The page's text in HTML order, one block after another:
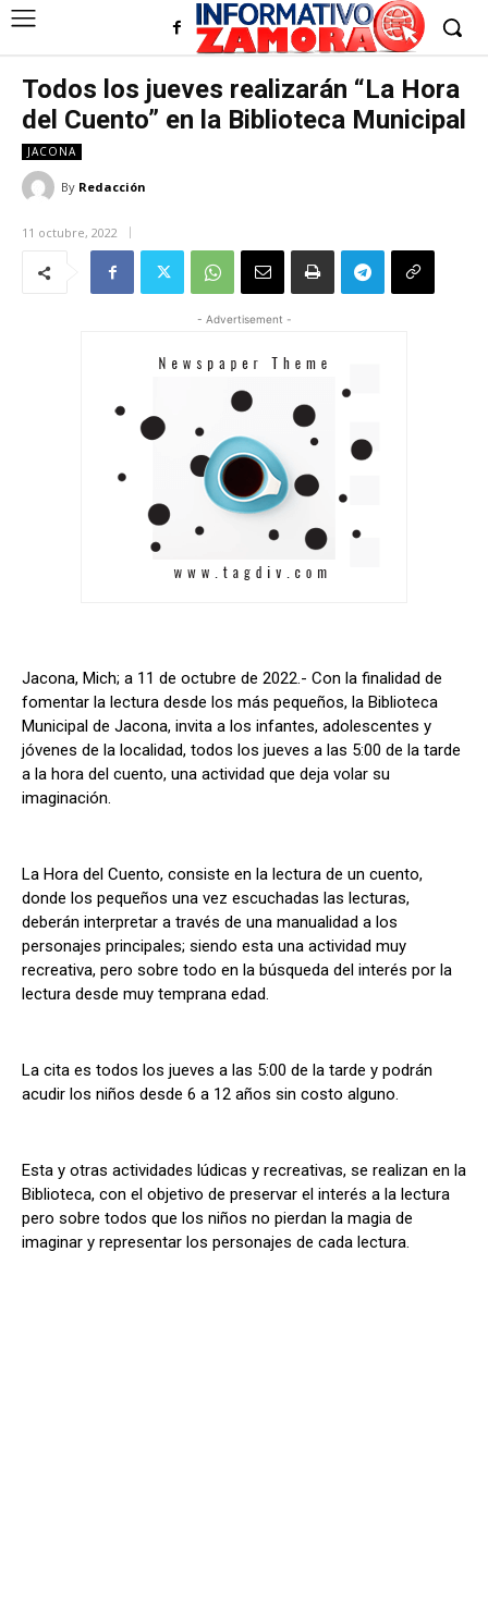
Todos los jueves realizarán “La Hora
del Cuento” en la Biblioteca Municipal
JACONA
By Redacción
11 octubre, 2022
- Advertisement -
Jacona, Mich; a 11 de octubre de 2022.- Con la finalidad de
fomentar la lectura desde los más pequeños, la Biblioteca
Municipal de Jacona, invita a los infantes, adolescentes y
jóvenes de la localidad, todos los jueves a las 5:00 de la tarde
a la hora del cuento, una actividad que deja volar su
imaginación.
La Hora del Cuento, consiste en la lectura de un cuento,
donde los pequeños una vez escuchadas las lecturas,
deberán interpretar a través de una manualidad a los
personajes principales; siendo esta una actividad muy
recreativa, pero sobre todo en la búsqueda del interés por la
lectura desde muy temprana edad.
La cita es todos los jueves a las 5:00 de la tarde y podrán
acudir los niños desde 6 a 12 años sin costo alguno.
Esta y otras actividades lúdicas y recreativas, se realizan en la
Biblioteca, con el objetivo de preservar el interés a la lectura
pero sobre todos que los niños no pierdan la magia de
imaginar y representar los personajes de cada lectura.